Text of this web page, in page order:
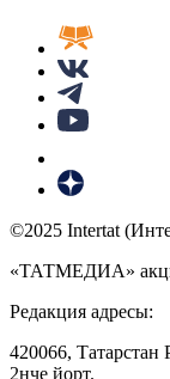
©2025 Intertat
«ТАТМЕДИА»
Редакция адресы:
420066, Татарстан
2нче йорт.